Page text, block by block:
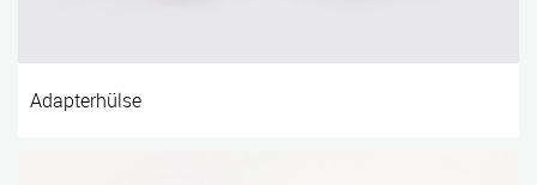
Adapterhülse